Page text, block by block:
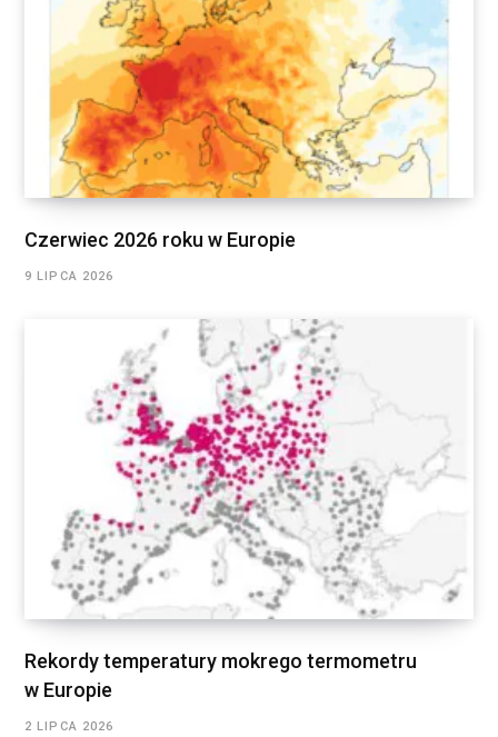
Czerwiec 2026 roku w Europie
9 LIPCA 2026
Rekordy temperatury mokrego termometru
w Europie
2 LIPCA 2026